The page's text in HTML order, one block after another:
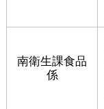
南衛生課食品
係